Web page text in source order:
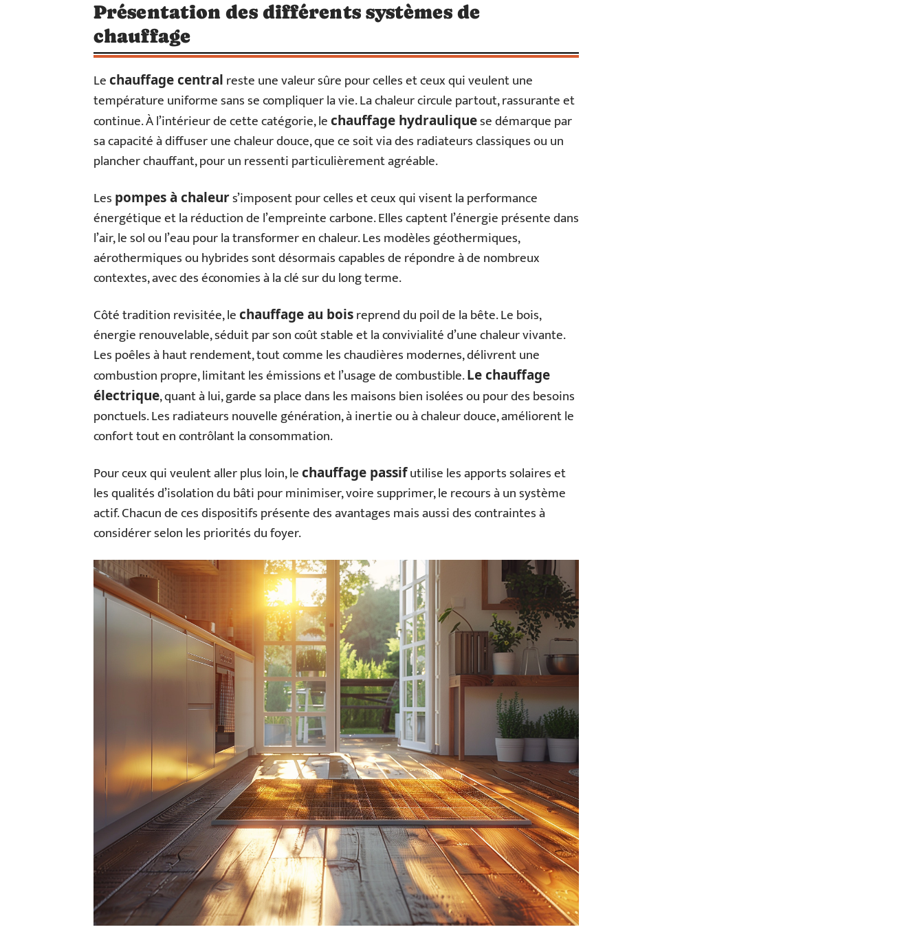
Présentation des différents systèmes de
chauffage
Lechauffage central reste une valeur sûre pour celles et ceux qui veulent une
température uniforme sans se compliquer la vie. La chaleur circule partout, rassurante et
continue. À l’intérieur de cette catégorie, lechauffage hydrauliquese démarque par
sa capacité à diffuser une chaleur douce, que ce soit via des radiateurs classiques ou un
plancher chauffant, pour un ressenti particulièrement agréable.
Les pompes à chaleurs’imposent pour celles et ceux qui visent la performance
énergétique et la réduction de l’empreinte carbone. Elles captent l’énergie présente dans
l’air, le sol ou l’eau pour la transformer en chaleur. Les modèles géothermiques,
aérothermiques ou hybrides sont désormais capables de répondre à de nombreux
contextes, avec des économies à la clé sur du long terme.
Côté tradition revisitée, lechauffage au boisreprend du poil de la bête. Le bois,
énergie renouvelable, séduit par son coût stable et la convivialité d’une chaleur vivante.
Les poêles à haut rendement, tout comme les chaudières modernes, délivrent une
combustion propre, limitant les émissions et l’usage de combustible.Le chauffage
électrique, quant à lui, garde sa place dans les maisons bien isolées ou pour des besoins
ponctuels. Les radiateurs nouvelle génération, à inertie ou à chaleur douce, améliorent le
confort tout en contrôlant la consommation.
Pour ceux qui veulent aller plus loin, lechauffage passifutilise les apports solaires et
les qualités d’isolation du bâti pour minimiser, voire supprimer, le recours à un système
actif. Chacun de ces dispositifs présente des avantages mais aussi des contraintes à
considérer selon les priorités du foyer.